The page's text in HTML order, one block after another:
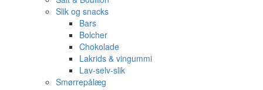
Slik og snacks
Bars
Bolcher
Chokolade
Lakrids & vingummi
Lav-selv-slik
Smørrepålæg